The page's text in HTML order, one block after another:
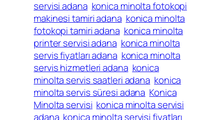
servisi adana konica minolta fotokopi
makinesi tamiri adana konica minolta
fotokopi tamiri adana konica minolta
printer servisi adana konica minolta
servis fiyatları adana konica minolta
servis hizmetleri adana konica
minolta servis saatleri adana konica
minolta servis süresi adana Konica
Minolta servisi konica minolta servisi
adana konica minolta servisi fiyatları